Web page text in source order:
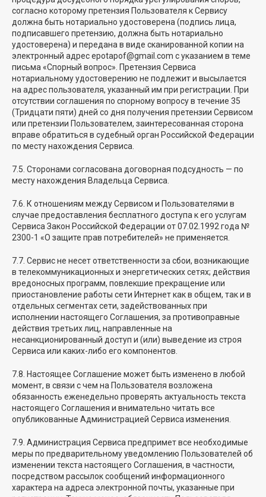
согласно которому претензия Пользователя к Сервису
должна быть нотариально удостоверена (подпись лица,
подписавшего претензию, должна быть нотариально
удостоверена) и передана в виде сканированной копии на
электронный адрес epotapof@gmail.com с указанием в теме
письма «Спорный вопрос». Претензия Сервиса
нотариальному удостоверению не подлежит и высылается
на адрес пользователя, указанный им при регистрации. При
отсутствии соглашения по спорному вопросу в течение 35
(Тридцати пяти) дней со дня получения претензии Сервисом
или претензии Пользователем, заинтересованная сторона
вправе обратиться в судебный орган Российской Федерации
по месту нахождения Сервиса.
7.5. Сторонами согласована договорная подсудность — по
месту нахождения Владельца Сервиса.
7.6. К отношениям между Сервисом и Пользователями в
случае предоставления бесплатного доступа к его услугам
Сервиса Закон Российской Федерации от 07.02.1992 года №
2300-1 «О защите прав потребителей» не применяется.
7.7. Сервис не несет ответственности за сбои, возникающие
в телекоммуникационных и энергетических сетях; действия
вредоносных программ, повлекшие прекращение или
приостановление работы сети Интернет как в общем, так и в
отдельных сегментах сети, задействованных при
исполнении настоящего Соглашения, за противоправные
действия третьих лиц, направленные на
несанкционированный доступ и (или) выведение из строя
Сервиса или каких-либо его компонентов.
7.8. Настоящее Соглашение может быть изменено в любой
момент, в связи с чем на Пользователя возложена
обязанность еженедельно проверять актуальность текста
настоящего Соглашения и внимательно читать все
опубликованные Администрацией Сервиса изменения.
7.9. Администрация Сервиса предпримет все необходимые
меры по предварительному уведомлению Пользователей об
изменении текста настоящего Соглашения, в частности,
посредством рассылок сообщений информационного
характера на адреса электронной почты, указанные при